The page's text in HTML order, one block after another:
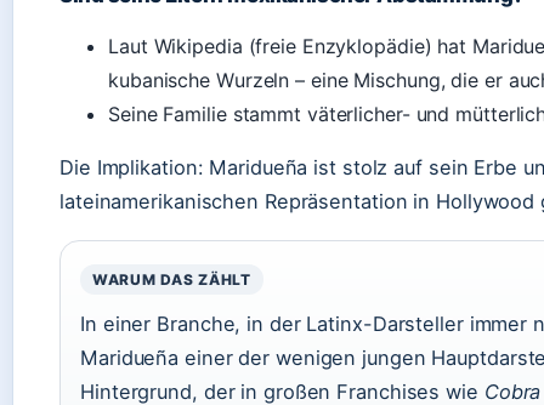
Laut Wikipedia (freie Enzyklopädie) hat
kubanische Wurzeln – eine Mischung, die er
Seine Familie stammt väterlicher- und
Die Implikation: Maridueña ist stolz auf sein Erbe
lateinamerikanischen Repräsentation in Hollywood
WARUM DAS ZÄHLT
In einer Branche, in der Latinx-Darsteller immer
Maridueña einer der wenigen jungen
Hintergrund, der in großen Franchises wie